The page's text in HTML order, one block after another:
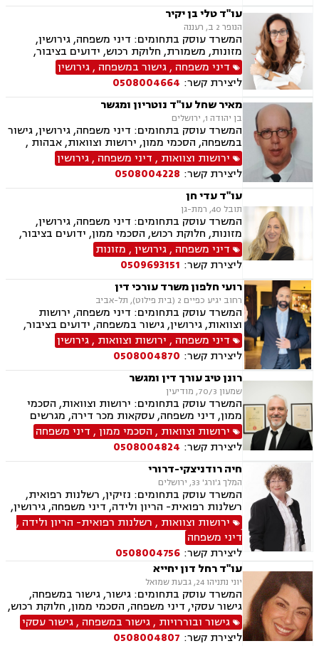
עו"ד טלי בן יקיר
הנופר 2 ב, רעננה
המשרד עוסק בתחומים: דיני משפחה, גירושין,
מזונות, משמורת, חלוקת רכוש, ידועים בציבור,
אבהות , הסכמי ממון, ירושות וצוואות, אפוטרופסות,
נישואים אזרחיים, הורות חד מינית
דיני משפחה ,גישור במשפחה ,גירושין
ליצירת קשר: 0508004664
מאיר שחל עו"ד נוטריון ומגשר
בן יהודה 1, ירושלים
המשרד עוסק בתחומים: דיני משפחה, גירושין, גישור
במשפחה, הסכמי ממון, ירושות וצוואות, אבהות ,
משמורת, אפוטרופסות, חלוקת רכוש, ידועים בציבור,
תיאום הורי, נוטריון, מגשרים
ירושות וצוואות , דיני משפחה ,גירושין
ליצירת קשר: 0508004228
עו"ד עדי חן
תובל 40, רמת-גן
המשרד עוסק בתחומים: דיני משפחה, גירושין,
מזונות, חלוקת רכוש, הסכמי ממון, ידועים בציבור,
ירושות וצוואות, אפוטרופסות, אבהות , אימוץ ,
נישואים אזרחיים, הגירה
דיני משפחה ,גירושין, מזונות
ליצירת קשר: 0509693151
רועי חלפון משרד עורכי דין
רחוב יגיע כפיים 2 (בית פילוט), תל-אביב
המשרד עוסק בתחומים: דיני משפחה, ירושות
וצוואות, גירושין, גישור במשפחה, ידועים בציבור,
מזונות, משמורת, צווי מניעה, אלימות במשפחה,
הסכמי ממון, אפוטרופסות, חלוקת רכוש, מעמד אישי
דיני משפחה , ירושות וצוואות ,גירושין
ליצירת קשר: 0508004870
רונן טיב עורך דין ומגשר
שמעון 70/3, מודיעין
המשרד עוסק בתחומים: ירושות וצוואות, הסכמי
ממון, דיני משפחה, עסקאות מכר דירה, מגרשים
חקלאיים, מגרשים לבניה , הפקעת קרקעות, מושבים
וקיבוצים , נחלות ומשקים במושבים, נדל"ן, גירושין,
ידועים בציבור, מזונות, משמורת, חלוקת רכוש,
מעמד אישי, דיני חוזים, גישור במשפחה, מגשרים,
ייפוי כוח מתמשך
ירושות וצוואות , הסכמי ממון, דיני משפחה
ליצירת קשר: 0508004824
חיה רודניצקי-דרורי
המלך ג'ורג' 33, ירושלים
המשרד עוסק בתחומים: נזיקין, רשלנות רפואית,
רשלנות רפואית- הריון ולידה, דיני משפחה, גירושין,
גישור במשפחה, ירושות וצוואות, הסכמי ממון,
משמורת, פונדקאות, אפוטרופסות, ניכור הורי
ירושות וצוואות , רשלנות רפואית- הריון ולידה ,
דיני משפחה
ליצירת קשר: 0508004756
עו"ד רחל דון יחייא
יוני נתניהו 24, גבעת שמואל
המשרד עוסק בתחומים: גישור, גישור במשפחה,
גישור עסקי, דיני משפחה, הסכמי ממון, חלוקת רכוש,
מזונות, ירושות וצוואות, מעמד אישי, דיני חוזים
גישור ובוררויות ,גישור במשפחה ,גישור עסקי
ליצירת קשר: 0508004807